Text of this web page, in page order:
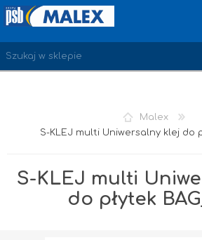
LOGOWANIE
Malex
S-KLEJ multi Uniwersalny klej do
S-KLEJ multi
do płytek